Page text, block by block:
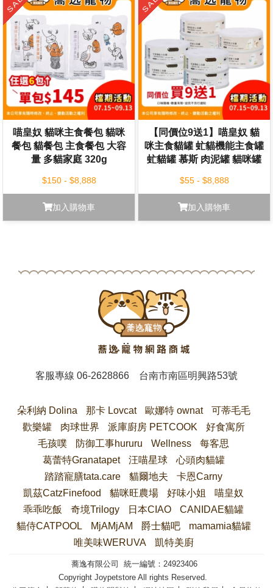
喵皇奴 貓咪主食餐包 貓咪
餐包 貓餐包 主食餐包 大容
量 多貓家庭 320g
$150 - $8,888
加入購物車
【同價位9送1】喵皇奴 貓
咪主食貓罐 虻貓機能主食罐
虻貓罐 慕斯 肉泥罐 貓咪罐
$55 - $8,888
加入購物車
客服專線06-2628866 台南市南區明興路53號
朵利納 Dolina 那卡 Lovcat 歐娜特 ownat
可蒂毛毛
歡樂罐
肉球世界 派庫廚房 PETCOOK
好食寓所
毛孩噗
防御工事hururu Wellness
每客思
葛蕾特Granatapet
汪喵星球
心頭肉貓罐
踏踏寵膳tata.care
貓爾地夫
卡恩Carny
凱茲CatzFinefood
貓咪旺農場 好味小姐
喵皇奴
乖乖吃飯
奇境Trilogy 日本CIAO
CANIDAE貓罐
貓侍CATPOOL
MjAMjAM 爵士貓吧
mamamia貓罐
唯美味WERUVA
凱特美廚
蕎逸有限公司 統一編號：24923406
Copyright Joypetstore All rights Reserved.